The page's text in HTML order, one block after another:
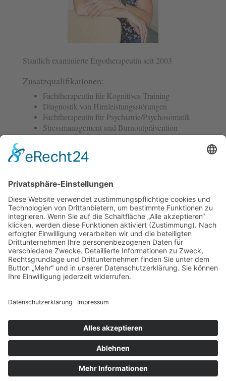
Staatlich examinierte Ergotherapeutin seit 2003
Zusatzqualifikationen:
Fachtherapeutin für Kognitives Training
Diagnostik von Hirnleistungsstörungen
Fachtherapeutin für Psychiatrie/Psychosomatik
Stressmanagement und Burnoutprävention
Zertifizierte Marburger Konzentrationgstrainerin
Attentioner-Training/Elterntraining
ADS/ADHS-Beraterin
Anamnese und Befundung in der Pädiatrie
Befundung und Behandlung von Lese-
Rechtschreibschwäche
Psychomotorik
Bobath 24 Std. Konzept und Rumpf und obere
Extremität
Training der Feinmotorik bei Erwachsenen mit
Hirnschädigung
Arm-Basis- und Arm-Fähigkeitstraining (E/IOT)
Evidenzbasierung in der Armrehabilitation
Sitemap
© Ergotherapie Bassum
Webansicht